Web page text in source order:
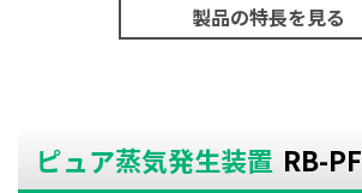
製品の特長を見る
ピュア蒸気発生装置 RB-PF